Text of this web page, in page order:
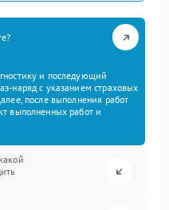
и последующий
наряд с указанием страховых
после выполнения работ
выполненных работ и